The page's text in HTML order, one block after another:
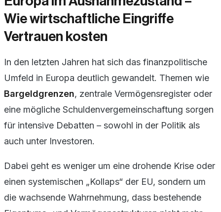
Wie wirtschaftliche Eingriffe
Vertrauen kosten
In den letzten Jahren hat sich das finanzpolitische
Umfeld in Europa deutlich gewandelt. Themen wie
Bargeldgrenzen, zentrale Vermögensregister oder
eine mögliche Schuldenvergemeinschaftung sorgen
für intensive Debatten – sowohl in der Politik als
auch unter Investoren.
Dabei geht es weniger um eine drohende Krise oder
einen systemischen „Kollaps“ der EU, sondern um
die wachsende Wahrnehmung, dass bestehende